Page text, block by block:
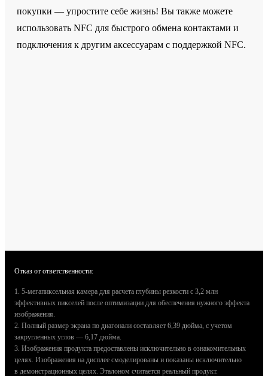
покупки — упростите себе жизнь! Вы также можете
использовать NFC для быстрого обмена контактами и
подключения к другим аксессуарам с поддержкой NFC.
Отказ от ответственности:
1. 5-мегапиксельная камера для расчета глубины резкости с 3,2 млн
эффективных пикселей после оптимизации для обеспечения нужного эффекта
изображения.
2. Полный размер экрана по диагонали составляет 6,39 дюйма, с учетом
закругленных углов — 6,17 дюйма.
3. Изображения продукта предоставлены исключительно в ознакомительных
целях. Изображения на дисплее смоделированы и показаны исключительно
в демонстрационных целях. Эталоном считается реальный продукт.